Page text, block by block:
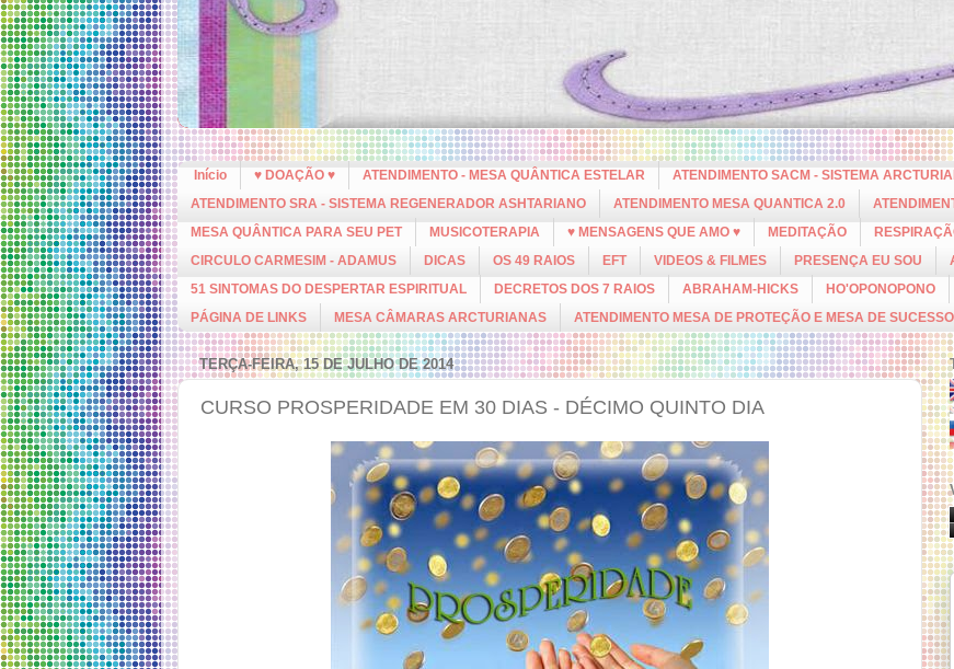
Início ♥ DOAÇÃO ♥ ATENDIMENTO - MESA QUÂNTICA ESTELAR
ATENDIMENTO SACM - SISTEMA
ATENDIMENTO SRA - SISTEMA REGENERADOR ASHTARIANO
ATENDIMENTO MESA QUANTICA 2.0
MESA QUÂNTICA PARA SEU PET
MUSICOTERAPIA ♥ MENSAGENS QUE AMO ♥ MEDITAÇÃO
CIRCULO CARMESIM - ADAMUS
DICAS OS 49 RAIOS EFT VIDEOS & FILMES PRESENÇA EU SOU
51 SINTOMAS DO DESPERTAR ESPIRITUAL
DECRETOS DOS 7 RAIOS ABRAHAM-HICKS HO'OPONOPONO
PÁGINA DE LINKS
MESA CÂMARAS ARCTURIANAS ATENDIMENTO MESA DE PROTEÇÃO E MESA DE
TERÇA-FEIRA, 15 DE JULHO DE 2014
CURSO PROSPERIDADE EM 30 DIAS - DÉCIMO QUINTO DIA